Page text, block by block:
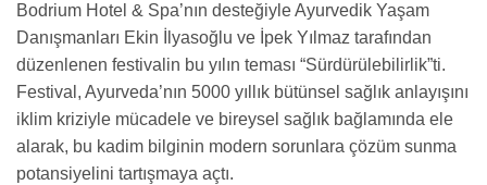
Bodrium Hotel & Spa’nın desteğiyle Ayurvedik Yaşam
Danışmanları Ekin İlyasoğlu ve İpek Yılmaz tarafından
düzenlenen festivalin bu yılın teması “Sürdürülebilirlik”ti.
Festival, Ayurveda’nın 5000 yıllık bütünsel sağlık anlayışını
iklim kriziyle mücadele ve bireysel sağlık bağlamında ele
alarak, bu kadim bilginin modern sorunlara çözüm sunma
potansiyelini tartışmaya açtı.